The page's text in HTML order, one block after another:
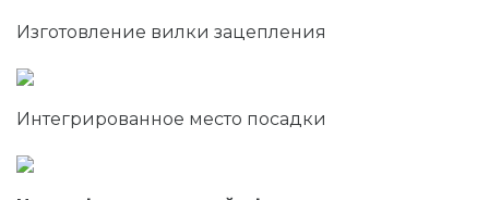
Изготовление вилки зацепления
Интегрированное место посадки